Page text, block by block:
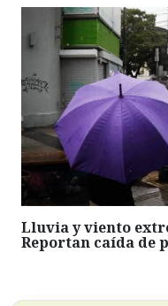
Lluvia y viento
Reportan caída de